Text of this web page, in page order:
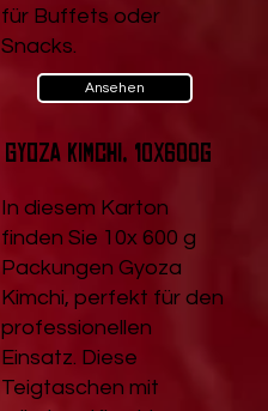
für Buffets oder
Snacks.
Ansehen
Gyoza Kimchi, 10x600g
In diesem Karton
finden Sie 10x 600 g
Packungen Gyoza
Kimchi, perfekt für den
professionellen
Einsatz. Diese
Teigtaschen mit